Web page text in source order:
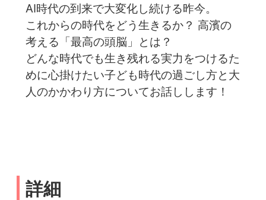
AI時代の到来で大変化し続ける昨今。
これからの時代をどう生きるか？ 高濱の
考える「最高の頭脳」とは？
どんな時代でも生き残れる実力をつけるた
めに心掛けたい子ども時代の過ごし方と大
人のかかわり方についてお話しします！
詳細